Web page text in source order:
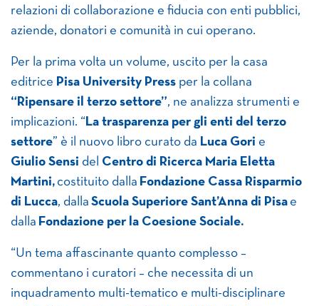
relazioni di collaborazione e fiducia con enti pubblici,
aziende, donatori e comunità in cui operano.
Per la prima volta un volume, uscito per la casa
editrice Pisa University Press per la collana
“Ripensare il terzo settore”, ne analizza strumenti e
implicazioni. “ La trasparenza per gli enti del terzo
settore” è il nuovo libro curato da Luca Gori e
Giulio Sensi del Centro di Ricerca Maria Eletta
Martini, costituito dalla Fondazione Cassa Risparmio
di Lucca, dalla Scuola Superiore Sant’Anna di Pisa e
dalla Fondazione per la Coesione Sociale.
“Un tema affascinante quanto complesso –
commentano i curatori – che necessita di un
inquadramento multi-tematico e multi-disciplinare